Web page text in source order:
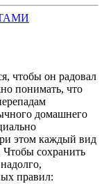
чтобы он радовал
понимать, что
домашнего
этом каждый вид
сохранить
правил: